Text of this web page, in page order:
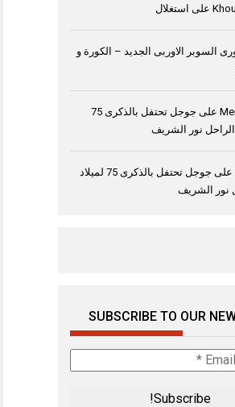
على استغلال
السوبر الاوربى الجديد – الكورة و
على
جوجل تحتفل بالذكرى 75
الراحل نور الشريف
على
جوجل تحتفل بالذكرى 75 لميلاد
نور الشريف
SUBSCRIBE TO OUR